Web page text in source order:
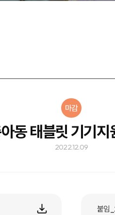
마감
동 태블릿 기기지
2022.12.09
붙임